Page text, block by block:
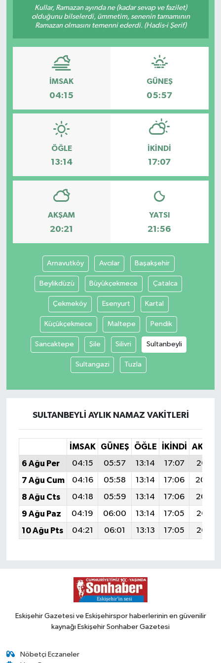
Kullar, Ramazan ayında ne (kadar sevap ve fazilet)
olduğunu bilselerdi, ümmetim, senenin tamamının
Ramazan olmasını temenni ederdi. (Hadis-i Şerif)
İMSAK
04:15
GÜNEŞ
05:57
ÖĞLE
13:14
İKINDI
17:07
AKŞAM
20:21
YATSI
21:56
Arnavutköy Avcılar Başakşehir
Beylikdüzü Büyükçekmece Çatalca
Çekmeköy Esenyurt Kartal
Küçükçekmece Maltepe Pendik
Sancaktepe Şile Silivri Sultanbeyli
Sultangazi Tuzla
SULTANBEYLI AYLIK NAMAZ VAKITLERI
İMSAK GÜNEŞ ÖĞLE İKINDI
AKŞAM
6 Ağu Per
04:15 05:57 13:14 17:07
20:21
7 Ağu Cum
04:16 05:58 13:14 17:06
20:20
8 Ağu Cts
04:18 05:59 13:14 17:06
20:19
9 Ağu Paz
04:19 06:00 13:14 17:05
20:18
10 Ağu Pts
04:21 06:01 13:13 17:05 20:16
Eskişehir Gazetesi ve Eskişehirspor haberlerinin en güvenilir
kaynağı Eskişehir Sonhaber Gazetesi
Nöbetçi Eczaneler
Siyaset